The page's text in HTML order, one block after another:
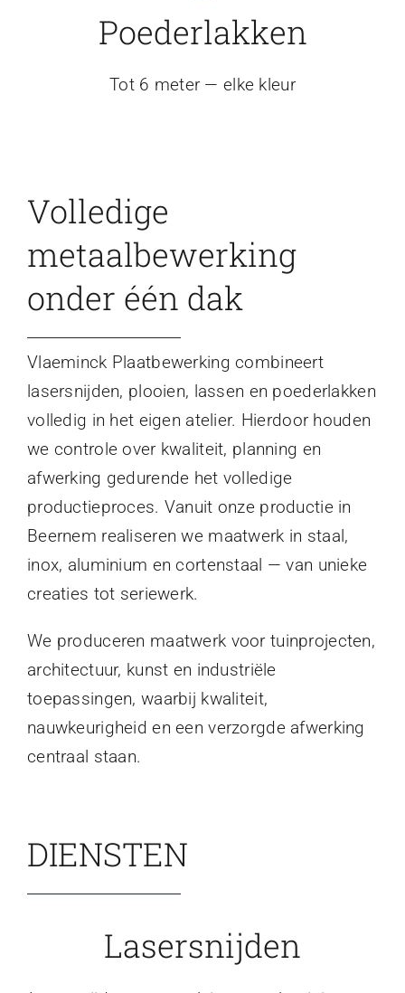
Poederlakken
Tot 6 meter — elke kleur
Volledige
metaalbewerking
onder één dak
Vlaeminck Plaatbewerking combineert
lasersnijden, plooien, lassen en poederlakken
volledig in het eigen atelier. Hierdoor houden
we controle over kwaliteit, planning en
afwerking gedurende het volledige
productieproces. Vanuit onze productie in
Beernem realiseren we maatwerk in staal,
inox, aluminium en cortenstaal — van unieke
creaties tot seriewerk.
We produceren maatwerk voor tuinprojecten,
architectuur, kunst en industriële
toepassingen, waarbij kwaliteit,
nauwkeurigheid en een verzorgde afwerking
centraal staan.
DIENSTEN
Lasersnijden